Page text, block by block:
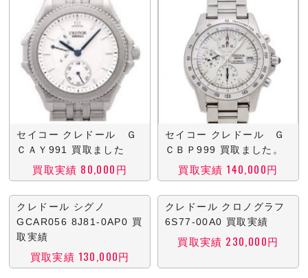
セイコー クレドール Ｇ
ＣＡＹ991 買取ました
買取実績 80,000円
セイコー クレドール Ｇ
ＣＢＰ999 買取ました。
買取実績 140,000円
クレドール シグノ
GCAR056 8J81-0AP0 買
取実績
買取実績 130,000円
クレドール クロノグラフ
6S77-00A0 買取実績
買取実績 230,000円